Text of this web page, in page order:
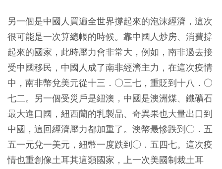
另一個是中國人買遍全世界撐起來的泡沫經濟，這次
很可能是一次算總帳的時候。靠中國人炒房、消費撐
起來的國家，此時壓力會非常大，例如，南非過去接
受中國移民，中國人成了南非經濟主力，在這次疫情
中，南非幣兌美元從十三．○三七，重貶到十八．○
七二。另一個受災戶是紐澳，中國是澳洲煤、鐵礦石
最大進口國，紐西蘭的乳製品、奇異果也大量出口到
中國，這回經濟壓力都加重了。澳幣最慘跌到○．五
五一元兌一美元，紐幣一度跌到○．五四七。這次疫
情也重創像土耳其這類國家，上一次美國制裁土耳